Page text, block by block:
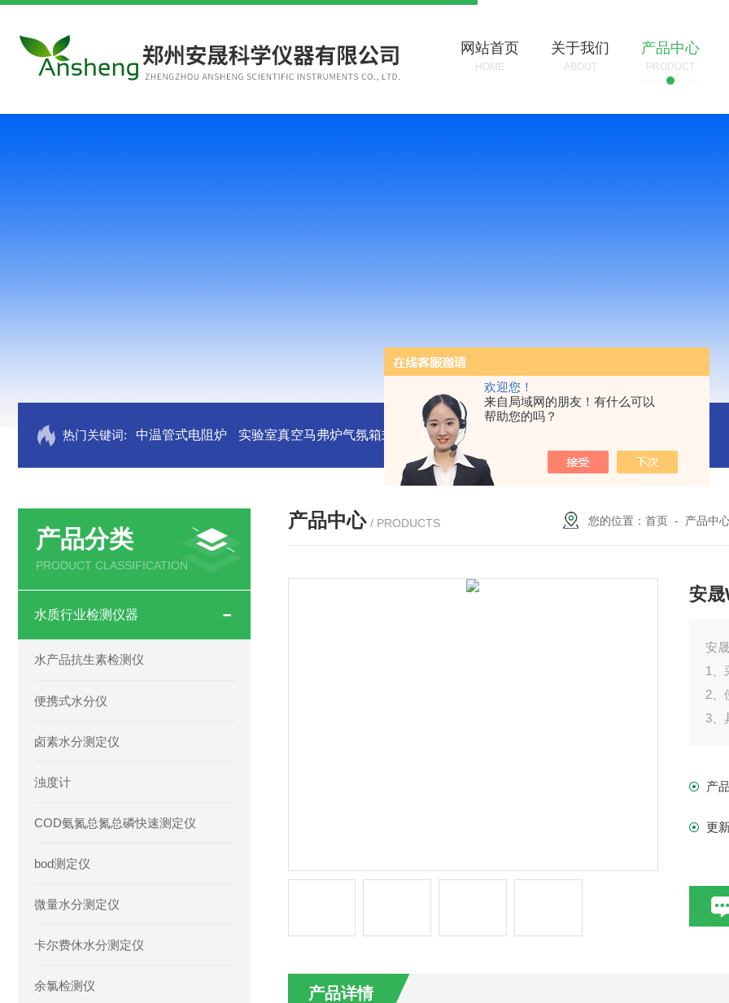
欢迎您！
来自局域网的朋友！有什么可以
帮助您的吗？
网站首页
HOME
关于我们
ABOUT
产品中心
PRODUCT
热门关键词: 中温管式电阻炉 实验室真空马弗炉气氛箱式炉厂家 灰分测定马弗炉-郑州安晟科学仪器 SX2-9-
产品分类
PRODUCT CLASSIFICATION
水质行业检测仪器
水产品抗生素检测仪
便携式水分仪
卤素水分测定仪
浊度计
COD氨氮总氮总磷快速测定仪
bod测定仪
微量水分测定仪
卡尔费休水分测定仪
余氯检测仪
产品中心 / PRODUCTS 您的位置：首页 - 产品中
安
安
1、
2、
3、
（
7、
产
更
产品详情